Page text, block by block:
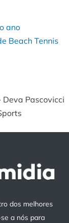
ano
Beach Tennis
Deva Pascovicci
dos melhores
a nós para